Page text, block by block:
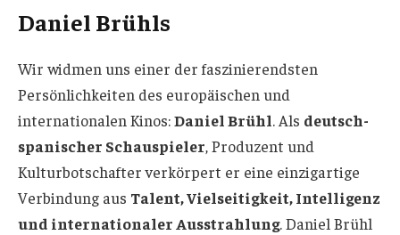
Daniel Brühls
Wir widmen uns einer der faszinierendsten
Persönlichkeiten des europäischen und
internationalen Kinos:Daniel Brühl. Als deutsch-
spanischer Schauspieler, Produzent und
Kulturbotschafter verkörpert er eine einzigartige
Verbindung aus Talent, Vielseitigkeit, Intelligenz
und internationaler Ausstrahlung. Daniel Brühl